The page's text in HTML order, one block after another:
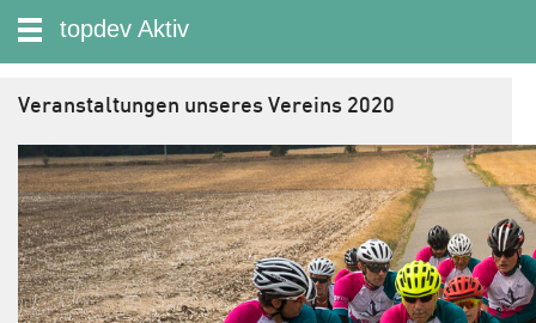
Suche: topdev Aktiv
Veranstaltungen unseres Vereins 2020